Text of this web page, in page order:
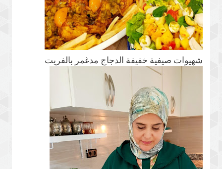
شهيوات صيفية خفيفة الدجاج مدغمر بالفريت